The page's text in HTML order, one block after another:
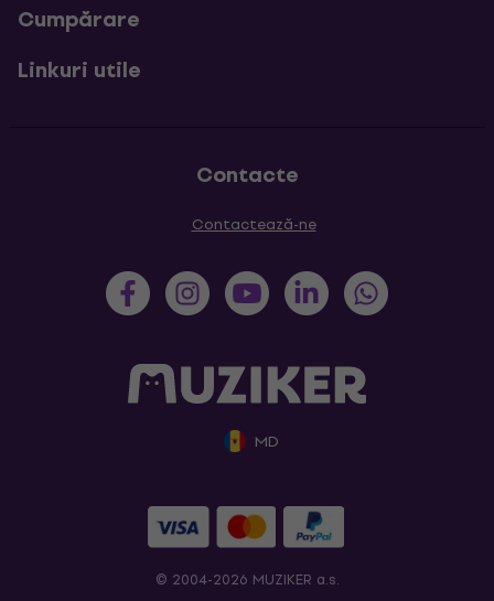
Cumpărare
Linkuri utile
Contacte
Contactează-ne
MD
© 2004-2026 MUZIKER a.s.